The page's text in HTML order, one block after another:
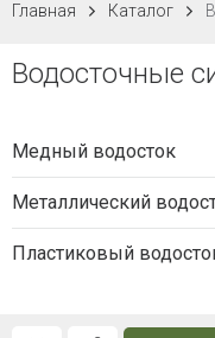
Главная Каталог
Водосточные
Медный водосток
Металлический
Пластиковый